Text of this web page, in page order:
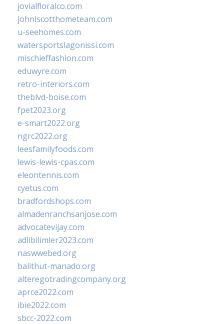
jovialfloralco.com
johnlscotthometeam.com
u-seehomes.com
watersportslagonissi.com
mischieffashion.com
eduwyre.com
retro-interiors.com
theblvd-boise.com
fpet2023.org
e-smart2022.org
ngrc2022.org
leesfamilyfoods.com
lewis-lewis-cpas.com
eleontennis.com
cyetus.com
bradfordshops.com
almadenranchsanjose.com
advocatevijay.com
adlibilimler2023.com
naswwebed.org
balithut-manado.org
alteregotradingcompany.org
aprce2022.com
ibie2022.com
sbcc-2022.com